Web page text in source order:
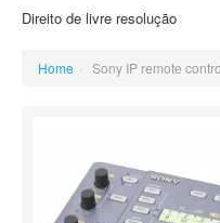
Direito de livre resolução
Home › Sony IP remote